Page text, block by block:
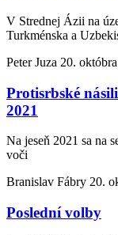
V Strednej Ázii na
Turkménska a
Peter Juza 20.
Protisrbské
2021
Na jeseň 2021 sa na
voči
Branislav Fábry 20.
Poslední volby